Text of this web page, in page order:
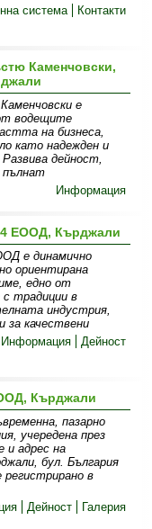
система Контакти
Каменчовски,
е
водещите
на бизнеса,
като надежден и
дейност,
пълнат
Информация
ЕООД, Кърджали
е динамично
ориентирана
едно от
традиции в
индустрия,
за качествени
Информация
Дейност
Кърджали
пазарно
учередена през
и адрес на
бул. България
в
Дейност Галерия